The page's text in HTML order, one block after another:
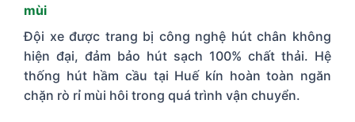
mùi
Đội xe được trang bị công nghệ hút chân không
hiện đại, đảm bảo hút sạch 100% chất thải. Hệ
thống hút hầm cầu tại Huế kín hoàn toàn ngăn
chặn rò rỉ mùi hôi trong quá trình vận chuyển.